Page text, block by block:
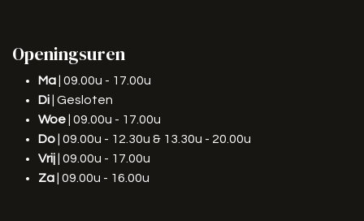
Openingsuren
Ma | 09.00u - 17.00u
Di | Gesloten
Woe | 09.00u - 17.00u
Do | 09.00u - 12.30u & 13.30u - 20.00u
Vrij | 09.00u - 17.00u
Za | 09.00u - 16.00u